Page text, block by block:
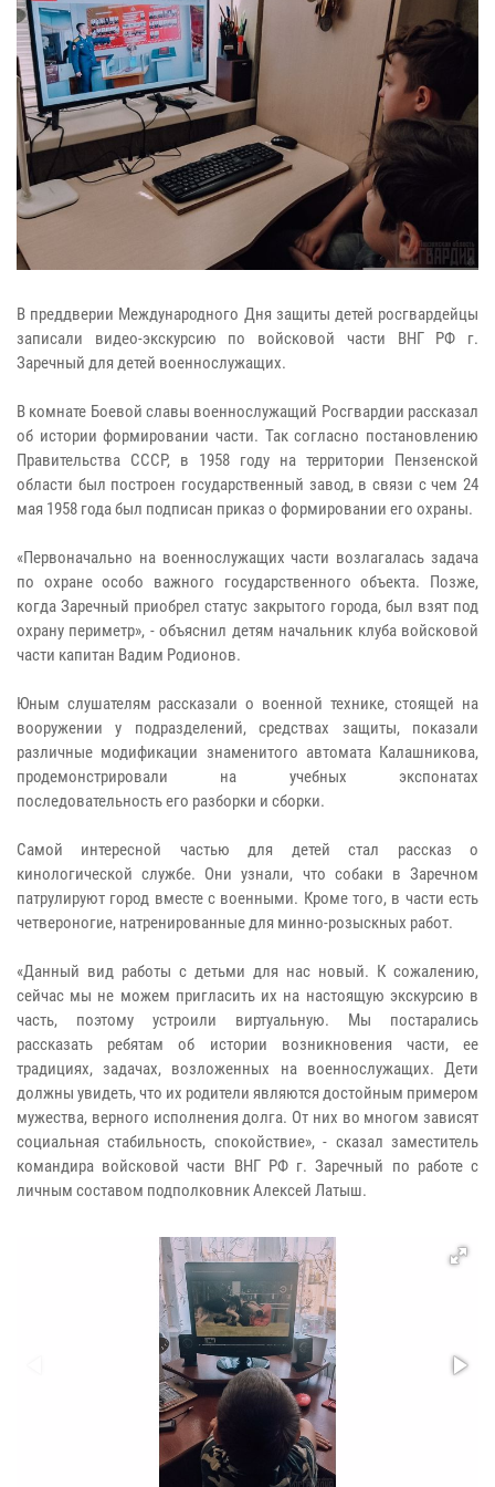
В преддверии Международного Дня защиты детей росгвардейцы
записали видео-экскурсию по войсковой части ВНГ РФ г.
Заречный для детей военнослужащих.
В комнате Боевой славы военнослужащий Росгвардии рассказал
об истории формировании части. Так согласно постановлению
Правительства СССР, в 1958 году на территории Пензенской
области был построен государственный завод, в связи с чем 24
мая 1958 года был подписан приказ о формировании его охраны.
«Первоначально на военнослужащих части возлагалась задача
по охране особо важного государственного объекта. Позже,
когда Заречный приобрел статус закрытого города, был взят под
охрану периметр», - объяснил детям начальник клуба войсковой
части капитан Вадим Родионов.
Юным слушателям рассказали о военной технике, стоящей на
вооружении у подразделений, средствах защиты, показали
различные модификации знаменитого автомата Калашникова,
продемонстрировали на учебных экспонатах
последовательность его разборки и сборки.
Самой интересной частью для детей стал рассказ о
кинологической службе. Они узнали, что собаки в Заречном
патрулируют город вместе с военными. Кроме того, в части есть
четвероногие, натренированные для минно-розыскных работ.
«Данный вид работы с детьми для нас новый. К сожалению,
сейчас мы не можем пригласить их на настоящую экскурсию в
часть, поэтому устроили виртуальную. Мы постарались
рассказать ребятам об истории возникновения части, ее
традициях, задачах, возложенных на военнослужащих. Дети
должны увидеть, что их родители являются достойным примером
мужества, верного исполнения долга. От них во многом зависят
социальная стабильность, спокойствие», - сказал заместитель
командира войсковой части ВНГ РФ г. Заречный по работе с
личным составом подполковник Алексей Латыш.